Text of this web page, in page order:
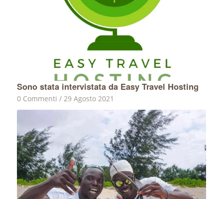
Sono stata intervistata da Easy Travel Hosting
0 Commenti / 29 Agosto 2021